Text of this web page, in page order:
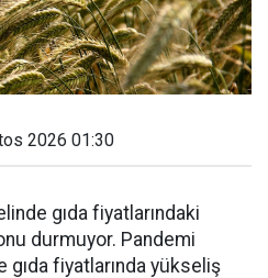
2026 01:30
gıda fiyatlarındaki
durmuyor. Pandemi
gıda fiyatlarında yükseliş